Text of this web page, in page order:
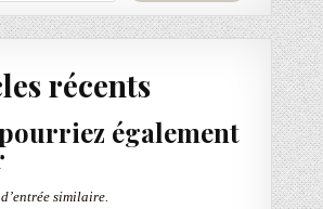
récents
également
similaire.